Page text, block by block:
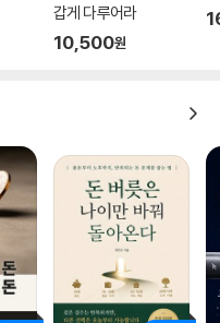
갑게 다루어라
10,500원